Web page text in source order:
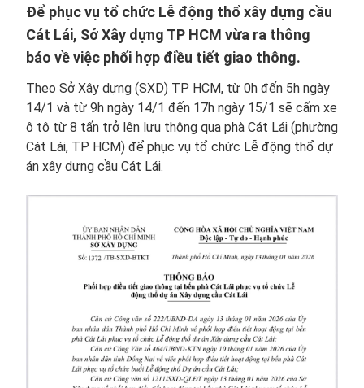
Để phục vụ tổ chức Lễ động thổ xây dựng cầu
Cát Lái, Sở Xây dựng TP HCM vừa ra thông
báo về việc phối hợp điều tiết giao thông.
Theo Sở Xây dựng (SXD) TP HCM, từ 0h đến 5h ngày
14/1 và từ 9h ngày 14/1 đến 17h ngày 15/1 sẽ cấm xe
ô tô từ 8 tấn trở lên lưu thông qua phà Cát Lái (phường
Cát Lái, TP HCM) để phục vụ tổ chức Lễ động thổ dự
án xây dựng cầu Cát Lái.